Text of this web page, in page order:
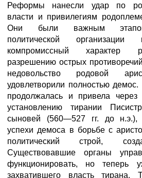
Реформы нанесли удар по
власти и привилегиям
Они были важным
политической
компромиссный характер
разрешению острых
недовольство родовой
удовлетворили полностью
продолжалась и привела
установлению тирании
сыновей (560—527 гг. до н.э.),
успехи демоса в борьбе с
политический строй,
Существовавшие органы
функционировать, но теперь
захватившего власть